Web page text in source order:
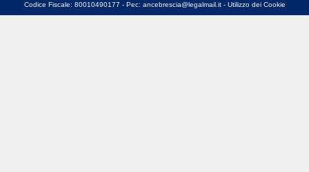
Codice Fiscale: 80010490177 - Pec: ancebrescia@legalmail.it- Utilizzo dei Cookie